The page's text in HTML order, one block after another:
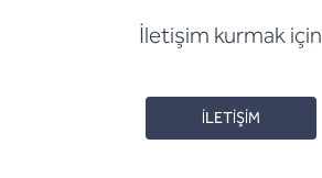
İletişim kurmak için
İLETİŞİM